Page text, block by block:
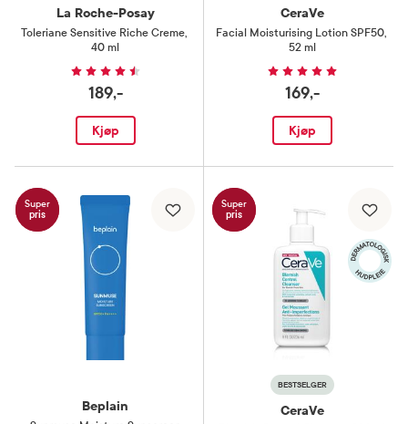
La Roche-Posay
Toleriane Sensitive Riche Creme,
40 ml
189,-
Kjøp
CeraVe
Facial Moisturising Lotion SPF50,
52 ml
169,-
Kjøp
Super
pris
Beplain
Super
pris
BESTSELGER
CeraVe